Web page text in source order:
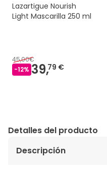
Lazartigue Nourish
Light Mascarilla 250 ml
45,00€
-12% 39,79 €
Detalles del producto
Descripción